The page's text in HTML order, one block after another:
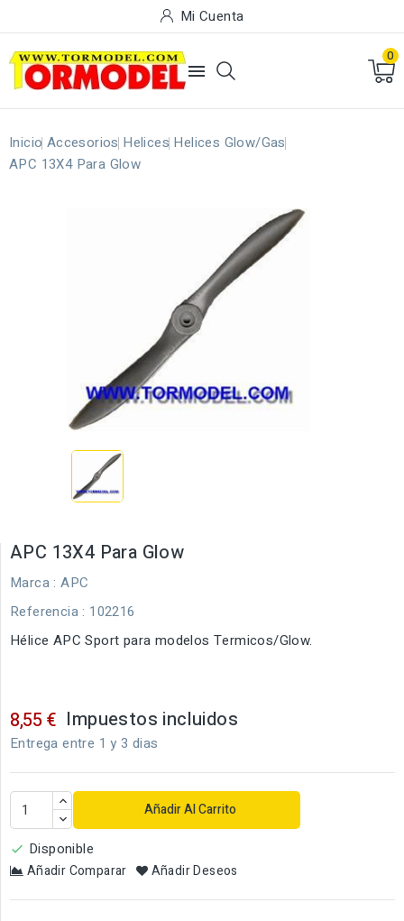
Mi Cuenta

0
Inicio Accesorios Helices Helices Glow/Gas
APC 13X4 Para Glow
APC 13X4 Para Glow
Marca : APC
Referencia : 102216
Hélice APC Sport para modelos Termicos/Glow.
8,55 € Impuestos incluidos
Entrega entre 1 y 3 dias
Añadir Al Carrito
 Disponible
Añadir Comparar Añadir Deseos